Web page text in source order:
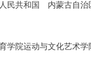
民共和国 内蒙古自治
学院运动与文化艺术学